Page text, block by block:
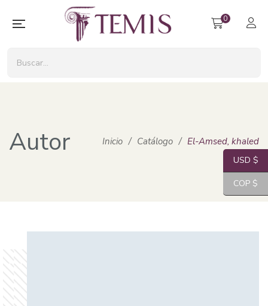
0
Autor Inicio / Catálogo / El-Amsed, khaled
USD $
COP $